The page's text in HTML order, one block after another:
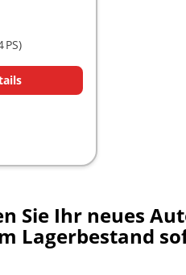
PS)
Sie Ihr neues
Lagerbestand